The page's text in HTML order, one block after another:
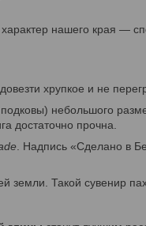
нашего края —
хрупкое и не
небольшого
достаточно прочна.
. Надпись «Сделано в
земли. Такой сувенир